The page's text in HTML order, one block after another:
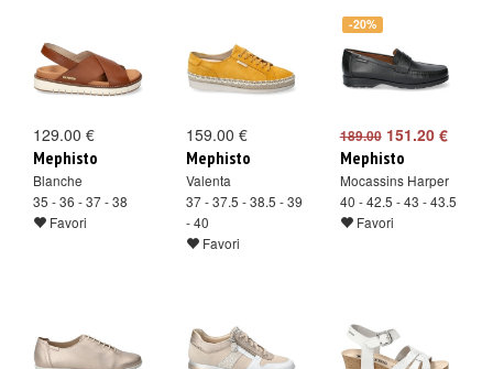
129.00 €
Mephisto
Blanche
35 - 36 - 37 - 38
Favori
159.00 €
Mephisto
Valenta
37 - 37.5 - 38.5 - 39
- 40
Favori
-20%
189.00151.20 €
Mephisto
Mocassins Harper
40 - 42.5 - 43 - 43.5
Favori